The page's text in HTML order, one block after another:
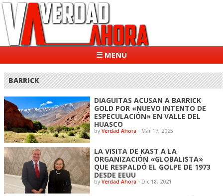
☰ MENU
BARRICK
DIAGUITAS ACUSAN A BARRICK
GOLD POR «NUEVO INTENTO DE
ESPECULACIÓN» EN VALLE DEL
HUASCO
byVerdad Ahora - Mar 17, 2025
LA VISITA DE KAST A LA
ORGANIZACIÓN «GLOBALISTA»
QUE RESPALDÓ EL GOLPE DE 1973
DESDE EEUU
byVerdad Ahora - Dic 18, 2021